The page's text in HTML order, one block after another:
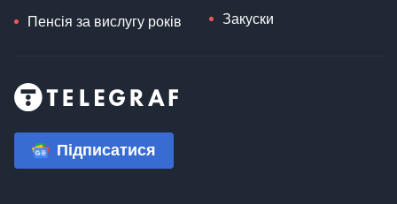
Пенсія за вислугу років Закуски
Підписатися